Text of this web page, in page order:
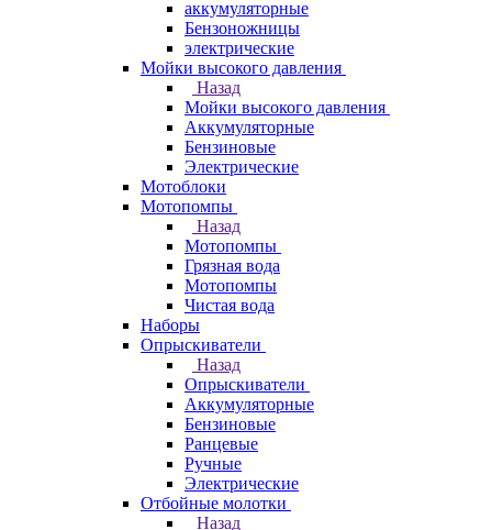
аккумуляторные
Бензоножницы
электрические
Мойки высокого давления
Назад
Мойки высокого давления
Аккумуляторные
Бензиновые
Электрические
Мотоблоки
Мотопомпы
Назад
Мотопомпы
Грязная вода
Мотопомпы
Чистая вода
Наборы
Опрыскиватели
Назад
Опрыскиватели
Аккумуляторные
Бензиновые
Ранцевые
Ручные
Электрические
Отбойные молотки
Назад